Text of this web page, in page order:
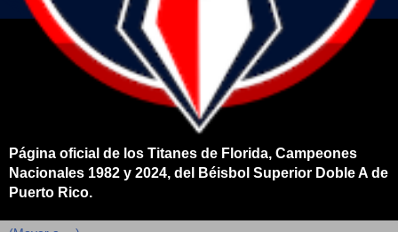
Página oficial de los Titanes de Florida, Campeones
Nacionales 1982 y 2024, del Béisbol Superior Doble A de
Puerto Rico.